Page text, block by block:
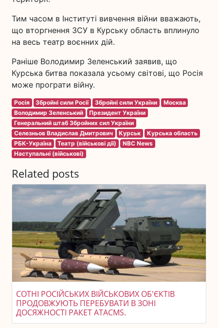
Тим часом в Інституті вивчення війни вважають,
що вторгнення ЗСУ в Курську область вплинуло
на весь театр воєнних дій.
Раніше Володимир Зеленський заявив, що
Курська битва показала усьому світові, що Росія
може програти війну.
Росія Збройні сили Росії Збройні сили України
Москва
Володимир Зеленський
Президент України
Генеральний штаб Збройних сил України
Селезньов Владислав Дмитрович
Курськ
Курська область
РБК-Україна
Театр (військові дії)
NBC News
Наступальні (військові)
Related posts
СОТНІ РОСІЙСЬКИХ ВІЙСЬКОВИХ ОБ'ЄКТІВ
ПРОДОВЖУЮТЬ ПЕРЕБУВАТИ В ЗОНІ
ДОСЯЖНОСТІ РАКЕТ ATACMS.